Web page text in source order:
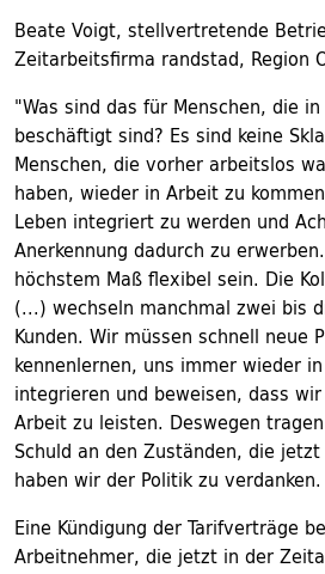
Beate Voigt, stellvertretende
Zeitarbeitsfirma randstad, Region
"Was sind das für Menschen, die
beschäftigt sind? Es sind keine
Menschen, die vorher arbeitslos
haben, wieder in Arbeit zu
Leben integriert zu werden und
Anerkennung dadurch zu
höchstem Maß flexibel sein. Die
(...) wechseln manchmal zwei bis
Kunden. Wir müssen schnell neue
kennenlernen, uns immer wieder
integrieren und beweisen, dass
Arbeit zu leisten. Deswegen
Schuld an den Zuständen, die
haben wir der Politik zu verdanken.
Eine Kündigung der Tarifverträge
Arbeitnehmer, die jetzt in der